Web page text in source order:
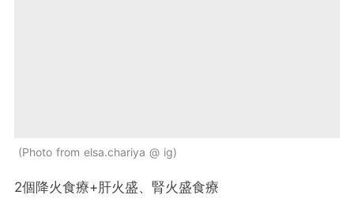
Photo from elsa.chariya @ ig
2個降火食療+肝火盛、腎火盛食療